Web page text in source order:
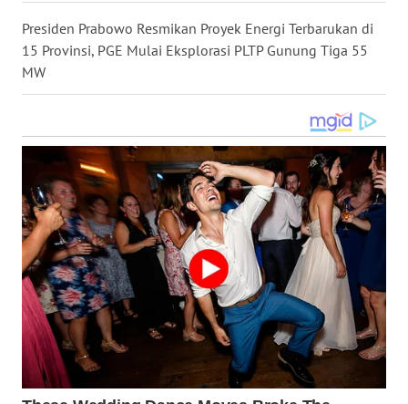
Presiden Prabowo Resmikan Proyek Energi Terbarukan di
15 Provinsi, PGE Mulai Eksplorasi PLTP Gunung Tiga 55
MW
WN
KALTARA
KALTIM
WN
SULSEL
WN
GORONTALO
WN
SULUT